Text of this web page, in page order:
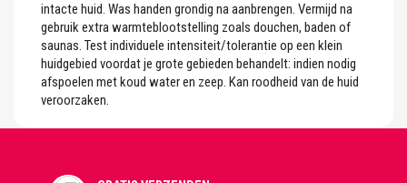
intacte huid. Was handen grondig na aanbrengen. Vermijd na
gebruik extra warmteblootstelling zoals douchen, baden of
saunas. Test individuele intensiteit/tolerantie op een klein
huidgebied voordat je grote gebieden behandelt: indien nodig
afspoelen met koud water en zeep. Kan roodheid van de huid
veroorzaken.